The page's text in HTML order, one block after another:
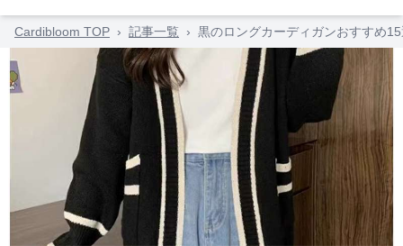
Cardibloom TOP › 記事一覧 › 黒のロングカーディガンおすすめ